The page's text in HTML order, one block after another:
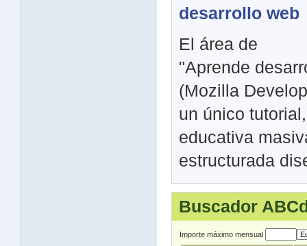
desarrollo web
El área de
"Aprende
(Mozilla
un único
educativa
estructurada
Buscador
Importe máximo mensual